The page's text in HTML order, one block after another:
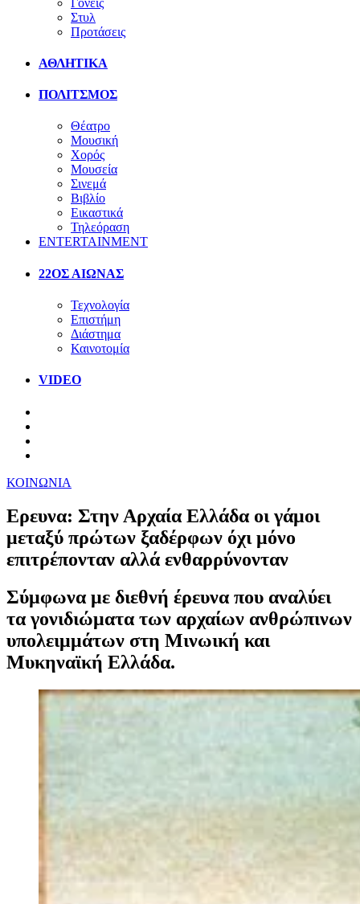
Στυλ
Προτάσεις
ΑΘΛΗΤΙΚΑ
ΠΟΛΙΤΣΜΟΣ
Θέατρο
Μουσική
Χορός
Μουσεία
Σινεμά
Βιβλίο
Εικαστικά
Τηλεόραση
ENTERTAINMENT
22ΟΣ ΑΙΩΝΑΣ
Τεχνολογία
Επιστήμη
Διάστημα
Καινοτομία
VIDEO
ΚΟΙΝΩΝΙΑ
Ερευνα: Στην Αρχαία Ελλάδα οι γάμοι
μεταξύ πρώτων ξαδέρφων όχι μόνο
επιτρέπονταν αλλά ενθαρρύνονταν
Σύμφωνα με διεθνή έρευνα που αναλύει
τα γονιδιώματα των αρχαίων ανθρώπινων
υπολειμμάτων στη Μινωική και
Μυκηναϊκή Ελλάδα.